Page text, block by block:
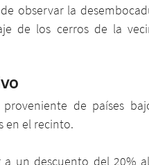
observar la
de los cerros de la
de países
en el recinto.
un descuento del 20%